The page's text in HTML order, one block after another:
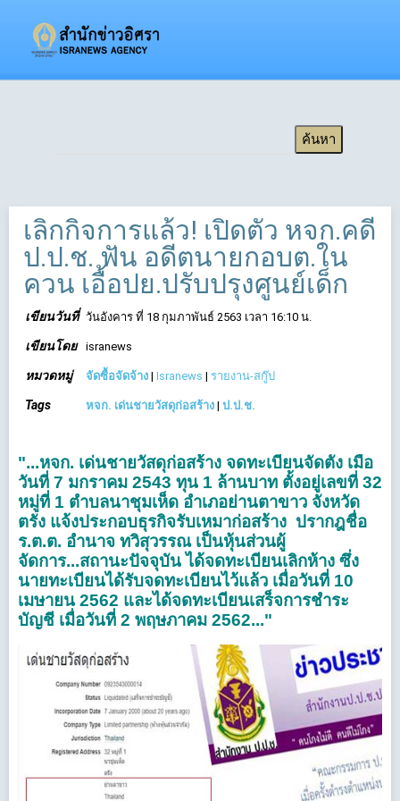
เลิกกิจการแล้ว! เปิดตัว หจก.คดี
ป.ป.ช. ฟัน อดีตนายกอบต.ใน
ควน เอื้อปย.ปรับปรุงศูนย์เด็ก
เขียนวันที่ วันอังคาร ที่ 18 กุมภาพันธ์ 2563 เวลา 16:10 น.
เขียนโดย isranews
หมวดหมู่ จัดซื้อจัดจ้าง | Isranews | รายงาน-สกู๊ป
Tags หจก. เด่นชายวัสดุก่อสร้าง | ป.ป.ช.
"...หจก. เด่นชายวัสดุก่อสร้าง จดทะเบียนจัดตั้ง เมื่อ
วันที่ 7 มกราคม 2543 ทุน 1 ล้านบาท ตั้งอยู่เลขที่ 32
หมู่ที่ 1 ตำบลนาชุมเห็ด อำเภอย่านตาขาว จังหวัด
ตรัง แจ้งประกอบธุรกิจรับเหมาก่อสร้าง ปรากฎชื่อ
ร.ต.ต. อำนาจ ทวิสุวรรณ เป็นหุ้นส่วนผู้
จัดการ...สถานะปัจจุบัน ได้จดทะเบียนเลิกห้าง ซึ่ง
นายทะเบียนได้รับจดทะเบียนไว้แล้ว เมื่อวันที่ 10
เมษายน 2562 และได้จดทะเบียนเสร็จการชำระ
บัญชี เมื่อวันที่ 2 พฤษภาคม 2562..."